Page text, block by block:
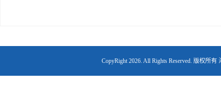
CopyRight 2026. All Rights Reserved. 版权所